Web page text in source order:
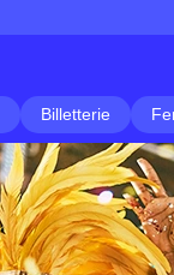
Billetterie